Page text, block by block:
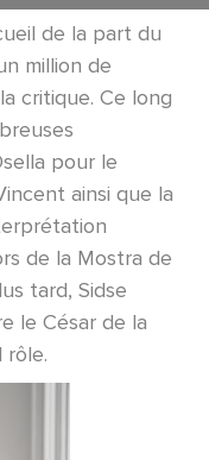
de la part du
million de
critique. Ce long
pour le
ainsi que la
de la Mostra de
tard, Sidse
le César de la
rôle.